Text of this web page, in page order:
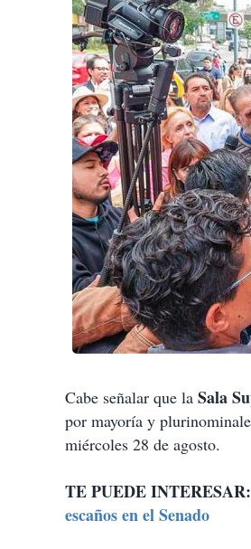
Cabe señalar que la Sala
por mayoría y
miércoles 28 de agosto.
TE PUEDE INTERESAR:
escaños en el Senado